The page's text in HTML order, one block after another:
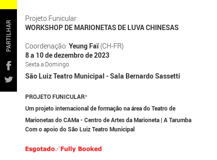
PARTILHAR
Projeto Funicular:
WORKSHOP DE MARIONETAS DE LUVA CHINESAS
Coordenação: Yeung Faï(CH-FR)
8 a 10 de dezembro de 2023
Sexta a Domingo
São Luiz Teatro Municipal - Sala Bernardo Sassetti
PROJETO FUNICULAR*
Um projeto internacional de formação na área do Teatro de
Marionetas do CAMa - Centro de Artes da Marioneta | A Tarumba
Com o apoio do São Luiz Teatro Municipal